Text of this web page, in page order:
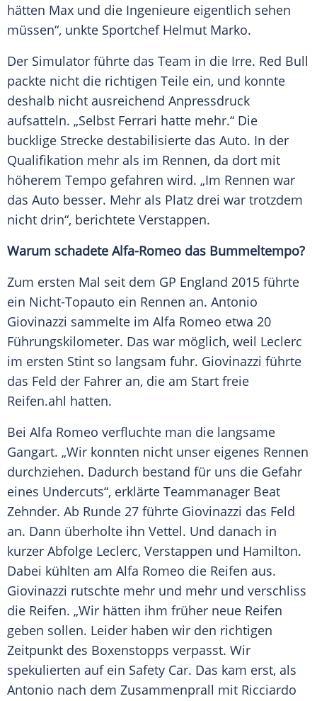
hätten Max und die Ingenieure eigentlich sehen
müssen“, unkte Sportchef Helmut Marko.
Der Simulator führte das Team in die Irre. Red Bull
packte nicht die richtigen Teile ein, und konnte
deshalb nicht ausreichend Anpressdruck
aufsatteln. „Selbst Ferrari hatte mehr.“ Die
bucklige Strecke destabilisierte das Auto. In der
Qualifikation mehr als im Rennen, da dort mit
höherem Tempo gefahren wird. „Im Rennen war
das Auto besser. Mehr als Platz drei war trotzdem
nicht drin“, berichtete Verstappen.
Warum schadete Alfa-Romeo das Bummeltempo?
Zum ersten Mal seit dem GP England 2015 führte
ein Nicht-Topauto ein Rennen an. Antonio
Giovinazzi sammelte im Alfa Romeo etwa 20
Führungskilometer. Das war möglich, weil Leclerc
im ersten Stint so langsam fuhr. Giovinazzi führte
das Feld der Fahrer an, die am Start freie
Reifen.ahl hatten.
Bei Alfa Romeo verfluchte man die langsame
Gangart. „Wir konnten nicht unser eigenes Rennen
durchziehen. Dadurch bestand für uns die Gefahr
eines Undercuts“, erklärte Teammanager Beat
Zehnder. Ab Runde 27 führte Giovinazzi das Feld
an. Dann überholte ihn Vettel. Und danach in
kurzer Abfolge Leclerc, Verstappen und Hamilton.
Dabei kühlten am Alfa Romeo die Reifen aus.
Giovinazzi rutschte mehr und mehr und verschliss
die Reifen. „Wir hätten ihm früher neue Reifen
geben sollen. Leider haben wir den richtigen
Zeitpunkt des Boxenstopps verpasst. Wir
spekulierten auf ein Safety Car. Das kam erst, als
Antonio nach dem Zusammenprall mit Ricciardo